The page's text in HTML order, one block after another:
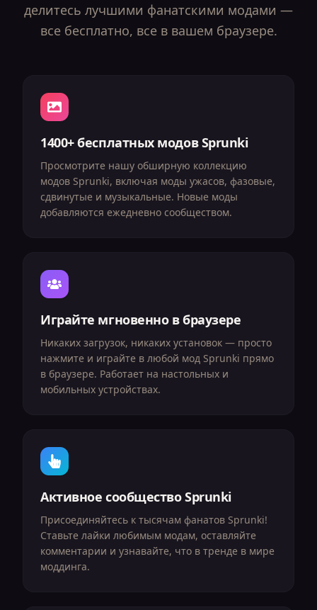
делитесь лучшими фанатскими модами —
все бесплатно, все в вашем браузере.
1400+ бесплатных модов Sprunki
Просмотрите нашу обширную коллекцию
модов Sprunki, включая моды ужасов, фазовые,
сдвинутые и музыкальные. Новые моды
добавляются ежедневно сообществом.
Играйте мгновенно в браузере
Никаких загрузок, никаких установок — просто
нажмите и играйте в любой мод Sprunki прямо
в браузере. Работает на настольных и
мобильных устройствах.
Активное сообщество Sprunki
Присоединяйтесь к тысячам фанатов Sprunki!
Ставьте лайки любимым модам, оставляйте
комментарии и узнавайте, что в тренде в мире
моддинга.